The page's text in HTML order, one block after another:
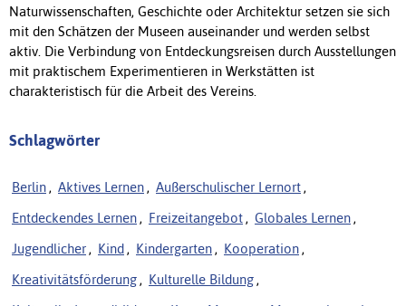
Naturwissenschaften, Geschichte oder Architektur setzen sie sich
mit den Schätzen der Museen auseinander und werden selbst
aktiv. Die Verbindung von Entdeckungsreisen durch Ausstellungen
mit praktischem Experimentieren in Werkstätten ist
charakteristisch für die Arbeit des Vereins.
Schlagwörter
Berlin , Aktives Lernen , Außerschulischer Lernort ,
Entdeckendes Lernen , Freizeitangebot , Globales Lernen ,
Jugendlicher , Kind , Kindergarten , Kooperation ,
Kreativitätsförderung , Kulturelle Bildung ,